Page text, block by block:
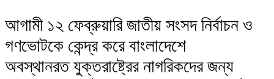
আগামী ১২ ফেব্রুয়ারি জাতীয় সংসদ নির্বাচন ও
গণভোটকে কেন্দ্র করে বাংলাদেশে
অবস্থানরত যুক্তরাষ্ট্রের নাগরিকদের জন্য